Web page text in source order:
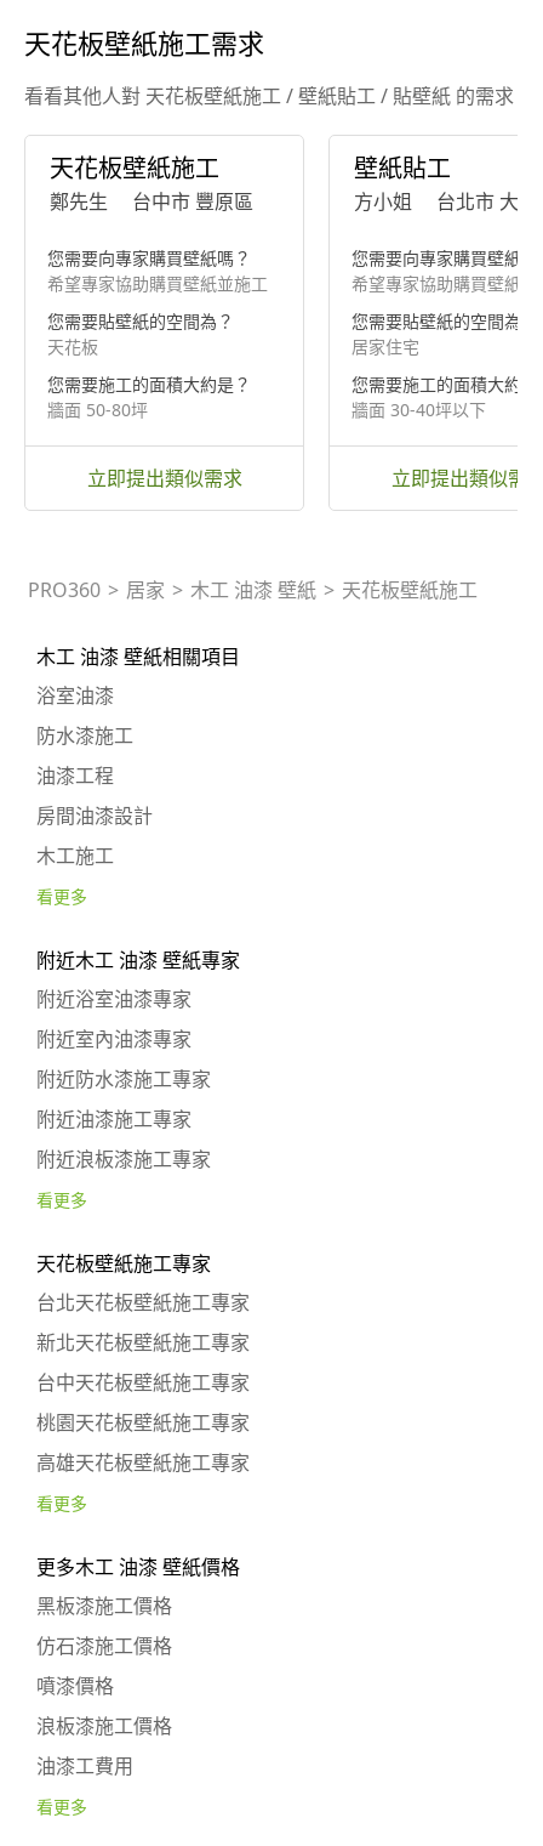
天花板壁紙施工需求
看看其他人對 天花板壁紙施工 / 壁紙貼工 / 貼壁紙 的需求
天花板壁紙施工
鄭先生 台中市 豐原區
您需要向專家購買壁紙嗎？
希望專家協助購買壁紙並施工
您需要貼壁紙的空間為？
天花板
您需要施工的面積大約是？
牆面 50-80坪
立即提出類似需求
壁紙貼工
方小姐 台北市 大
您需要向專家購買壁紙嗎
希望專家協助購買壁紙並
您需要貼壁紙的空間為？
居家住宅
您需要施工的面積大約是
牆面 30-40坪以下
立即提出類似需
PRO360 > 居家 > 木工 油漆 壁紙 > 天花板壁紙施工
木工 油漆 壁紙相關項目
浴室油漆
防水漆施工
油漆工程
房間油漆設計
木工施工
看更多
附近木工 油漆 壁紙專家
附近浴室油漆專家
附近室內油漆專家
附近防水漆施工專家
附近油漆施工專家
附近浪板漆施工專家
看更多
天花板壁紙施工專家
台北天花板壁紙施工專家
新北天花板壁紙施工專家
台中天花板壁紙施工專家
桃園天花板壁紙施工專家
高雄天花板壁紙施工專家
看更多
更多木工 油漆 壁紙價格
黑板漆施工價格
仿石漆施工價格
噴漆價格
浪板漆施工價格
油漆工費用
看更多